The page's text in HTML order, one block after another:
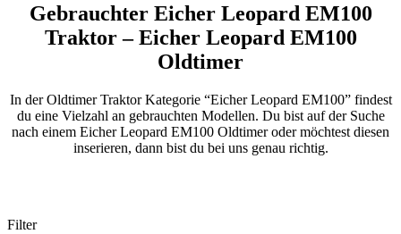
Gebrauchter Eicher Leopard EM100
Traktor – Eicher Leopard EM100
Oldtimer
In der Oldtimer Traktor Kategorie “Eicher Leopard EM100” findest
du eine Vielzahl an gebrauchten Modellen. Du bist auf der Suche
nach einem Eicher Leopard EM100 Oldtimer oder möchtest diesen
inserieren, dann bist du bei uns genau richtig.
Filter